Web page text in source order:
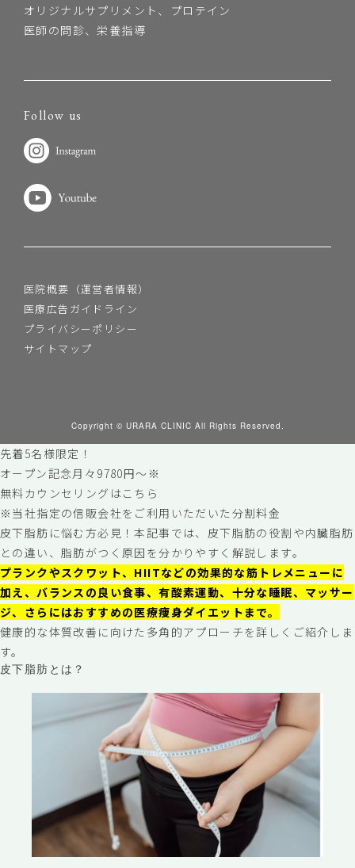
オリジナルサプリメント、プロテイン
医師の問診、栄養指導
医院概要（運営者情報）
医療広告ガイドライン
プライバシーポリシー
サイトマップ
Follow us
Copyright © URARA CLINIC All Rights Reserved.
先着5名様限定！
オープン記念月々9780円〜※
無料カウンセリングはこちら
※当社指定の信販会社をご利用いただいた分割料金
皮下脂肪に悩む方必見！本記事では、皮下脂肪の役割や内臓脂肪
との違い、脂肪がつく原因を分かりやすく解説します。
プランクやスクワット、HIITなどの効果的な筋トレメニューに
加え、バランスの良い食事、有酸素運動、十分な睡眠、マッサー
ジ、さらにはおすすめの医療痩身ダイエットまで。
健康的な体質改善に向けた多角的アプローチを詳しくご紹介しま
す。
皮下脂肪とは？